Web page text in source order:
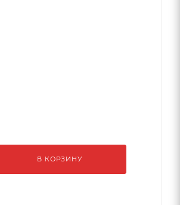
В КОРЗИНУ